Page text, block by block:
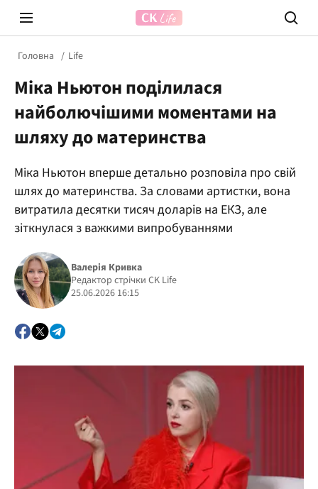
Головна Life
Міка Ньютон поділилася
найболючішими моментами на
шляху до материнства
Міка Ньютон вперше детально розповіла про свій
шлях до материнства. За словами артистки, вона
витратила десятки тисяч доларів на ЕКЗ, але
зіткнулася з важкими випробуваннями
Валерія Кривка
Редактор стрічки CK Life
25.06.2026 16:15